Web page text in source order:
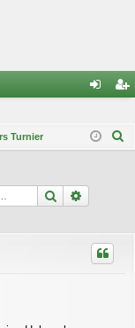
m ist
Turnier
Suche